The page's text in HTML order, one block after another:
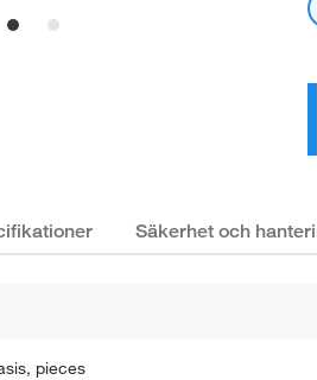
Säkerhet och
pieces